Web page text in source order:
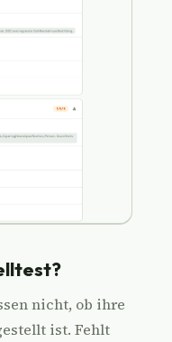
nicht, ob ihre
ist. Fehlt